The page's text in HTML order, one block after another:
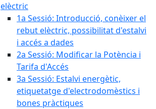
elèctric
1a Sessió: Introducció, conèixer el
rebut elèctric, possibilitat d'estalvi
i accés a dades
2a Sessió: Modificar la Potència i
Tarifa d'Accés
3a Sessió: Estalvi energètic,
etiquetatge d'electrodomèstics i
bones pràctiques